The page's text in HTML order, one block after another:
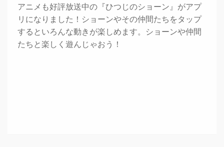
アニメも好評放送中の『ひつじのショーン』がアプ
リになりました！ショーンやその仲間たちをタップ
するといろんな動きが楽しめます。ショーンや仲間
たちと楽しく遊んじゃおう！